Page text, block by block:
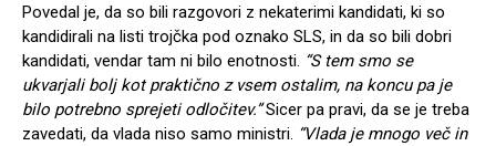
Povedal je, da so bili razgovori z nekaterimi kandidati, ki so
kandidirali na listi trojčka pod oznako SLS, in da so bili dobri
kandidati, vendar tam ni bilo enotnosti. “S tem smo se
ukvarjali bolj kot praktično z vsem ostalim, na koncu pa je
bilo potrebno sprejeti odločitev.”Sicer pa pravi, da se je treba
zavedati, da vlada niso samo ministri. “Vlada je mnogo več in